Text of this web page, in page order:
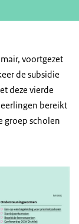
voortgezet
de subsidie
deze vierde
bereikt
groep scholen
basisvaardigheden